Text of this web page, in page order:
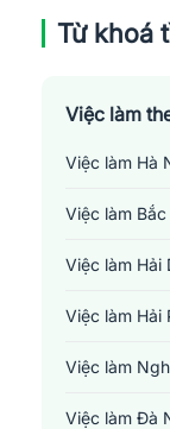
Từ khoá
Việc làm
Việc làm Hà
Việc làm
Việc làm Hải
Việc làm Hải
Việc làm
Việc làm Đà